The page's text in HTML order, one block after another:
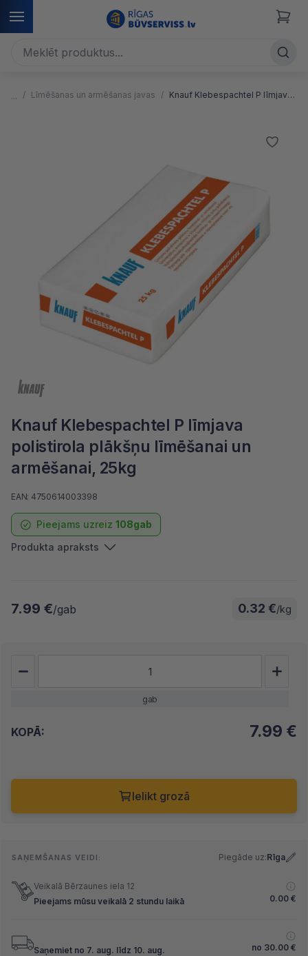
Līmēšanas un armēšanas javas Knauf Klebespachtel P līmjava polistirola plākšņu līmēšanai un armēšanai
Knauf Klebespachtel P līmjava
polistirola plākšņu līmēšanai un
armēšanai, 25kg
Pieejams uzreiz 108gab
EAN: 4750614003398
Produkta apraksts
7.99 €/gab 0.32 €/kg
gab
KOPĀ: 7.99 €
Ielikt grozā
SAŅEMŠANAS VEIDI: Piegāde uz:Rīga
Veikalā Bērzaunes iela 12
Pieejams mūsu veikalā 2 stundu laikā
0.00 €
Saņemiet no 7. aug. līdz 10. aug. no 30.00 €